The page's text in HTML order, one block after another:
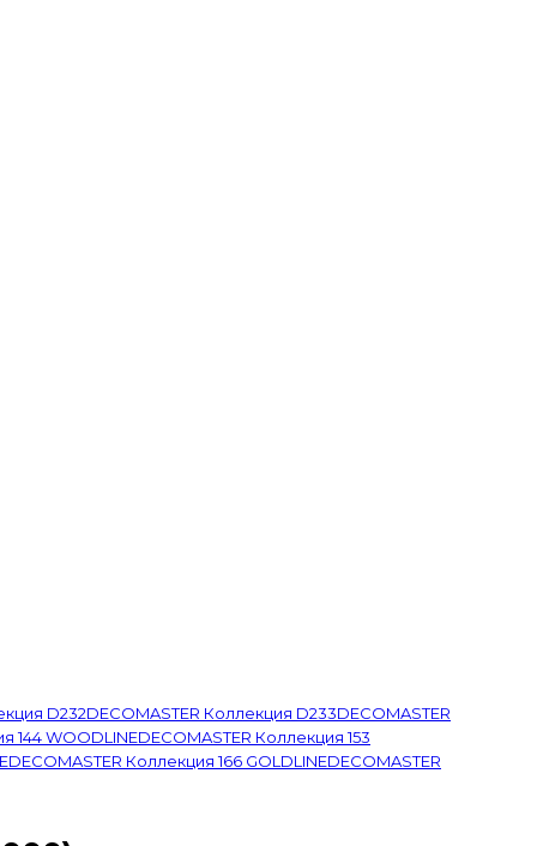
D232DECOMASTER Коллекция D233DECOMASTER
144 WOODLINEDECOMASTER Коллекция 153
DECOMASTER Коллекция 166 GOLDLINEDECOMASTER